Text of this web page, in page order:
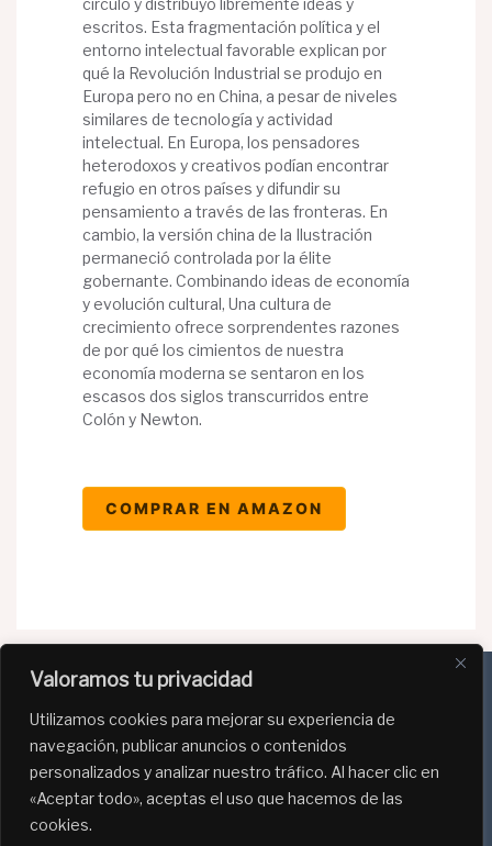
Valoramos tu privacidad
Utilizamos cookies para mejorar su experiencia de
navegación, publicar anuncios o contenidos
personalizados y analizar nuestro tráfico. Al hacer clic en
«Aceptar todo», aceptas el uso que hacemos de las
cookies.
escritos. Esta fragmentación política y el
entorno intelectual favorable explican por
qué la Revolución Industrial se produjo en
Europa pero no en China, a pesar de niveles
similares de tecnología y actividad
intelectual. En Europa, los pensadores
heterodoxos y creativos podían encontrar
refugio en otros países y difundir su
pensamiento a través de las fronteras. En
cambio, la versión china de la Ilustración
permaneció controlada por la élite
gobernante. Combinando ideas de economía
y evolución cultural, Una cultura de
crecimiento ofrece sorprendentes razones
de por qué los cimientos de nuestra
economía moderna se sentaron en los
escasos dos siglos transcurridos entre
Colón y Newton.
COMPRAR EN AMAZON
Política de Cookies
Programa de afiliación de Amazon